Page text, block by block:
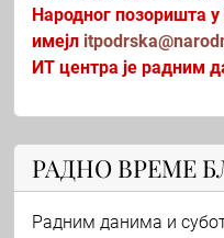
Народног позоришта у
имејл
ИТ центра је радним
РАДНО ВРЕМЕ
Радним данима и